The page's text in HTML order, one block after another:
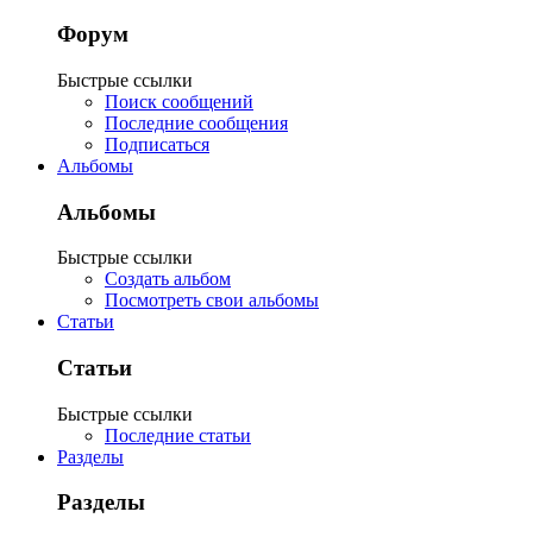
Форум
Быстрые ссылки
Поиск сообщений
Последние сообщения
Подписаться
Альбомы
Альбомы
Быстрые ссылки
Создать альбом
Посмотреть свои альбомы
Статьи
Статьи
Быстрые ссылки
Последние статьи
Разделы
Разделы